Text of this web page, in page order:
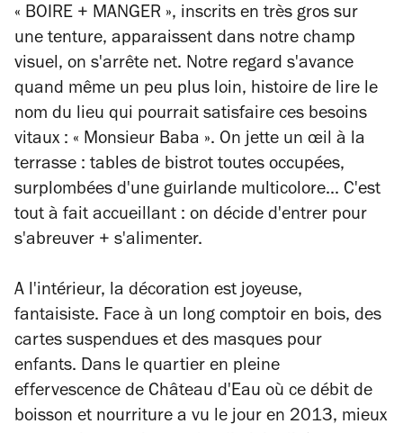
« BOIRE + MANGER », inscrits en très gros sur
une tenture, apparaissent dans notre champ
visuel, on s'arrête net. Notre regard s'avance
quand même un peu plus loin, histoire de lire le
nom du lieu qui pourrait satisfaire ces besoins
vitaux : « Monsieur Baba ». On jette un œil à la
terrasse : tables de bistrot toutes occupées,
surplombées d'une guirlande multicolore... C'est
tout à fait accueillant : on décide d'entrer pour
s'abreuver + s'alimenter.
A l'intérieur, la décoration est joyeuse,
fantaisiste. Face à un long comptoir en bois, des
cartes suspendues et des masques pour
enfants. Dans le quartier en pleine
effervescence de Château d'Eau où ce débit de
boisson et nourriture a vu le jour en 2013, mieux